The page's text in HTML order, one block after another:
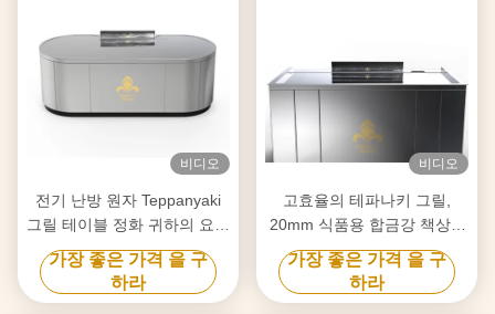
비디오
전기 난방 원자 Teppanyaki
그릴 테이블 정화 귀하의 요구
사항에 맞춤
가장 좋은 가격 을 구
하라
비디오
고효율의 테파나키 그릴,
20mm 식품용 합금강 책상 &
스마트 난방
가장 좋은 가격 을 구
하라